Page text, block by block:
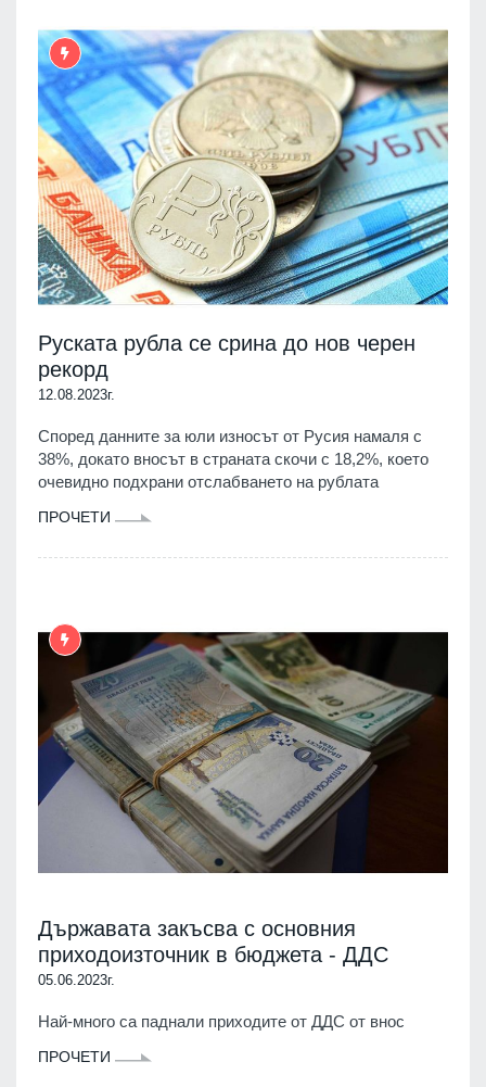
Руската рубла се срина до нов черен
рекорд
12.08.2023г.
Според данните за юли износът от Русия намаля с
38%, докато вносът в страната скочи с 18,2%, което
очевидно подхрани отслабването на рублата
ПРОЧЕТИ
Държавата закъсва с основния
приходоизточник в бюджета - ДДС
05.06.2023г.
Най-много са паднали приходите от ДДС от внос
ПРОЧЕТИ